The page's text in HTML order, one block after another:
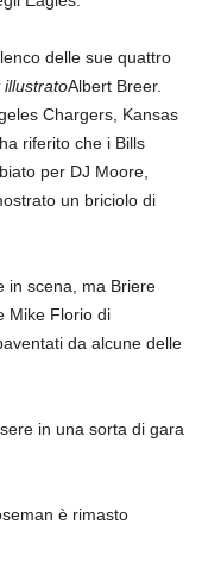
delle sue quattro
illustratoAlbert Breer.
Chargers, Kansas
riferito che i Bills
per DJ Moore,
un briciolo di
in scena, ma Briere
Mike Florio di
da alcune delle
in una sorta di gara
è rimasto